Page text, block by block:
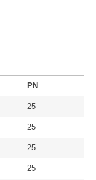
PN
25
25
25
25